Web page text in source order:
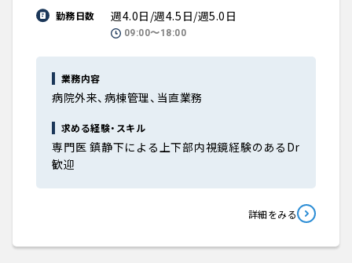
勤務日数
週4.0日/週4.5日/週5.0日
09:00〜18:00
業務内容
病院外来、病棟管理、当直業務
求める経験・スキル
専門医 鎮静下による上下部内視鏡経験のあるDr
歓迎
詳細をみる